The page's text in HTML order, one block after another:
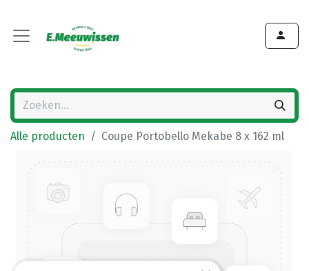
Alle producten Coupe Portobello Mekabe 8 x 162 ml